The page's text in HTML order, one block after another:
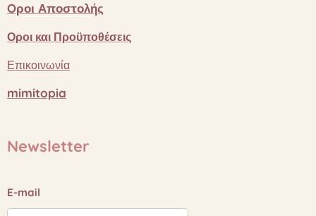
Oροι Αποστολής
Οροι και Προϋποθέσεις
Επικοινωνία
mimitopia
Newsletter
E-mail